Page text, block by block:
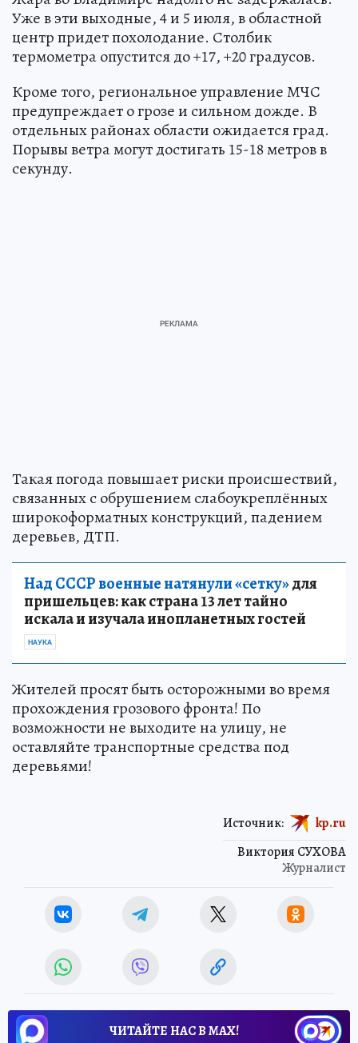
Уже в эти выходные, 4 и 5 июля, в областной
центр придет похолодание. Столбик
термометра опустится до +17, +20 градусов.
Кроме того, региональное управление МЧС
предупреждает о грозе и сильном дожде. В
отдельных районах области ожидается град.
Порывы ветра могут достигать 15-18 метров в
секунду.
Такая погода повышает риски происшествий,
связанных с обрушением слабоукреплённых
широкоформатных конструкций, падением
деревьев, ДТП.
Над СССР военные натянули «сетку»для
пришельцев: как страна 13 лет тайно
искала и изучала инопланетных гостей
НАУКА
Жителей просят быть осторожными во время
прохождения грозового фронта! По
возможности не выходите на улицу, не
оставляйте транспортные средства под
деревьями!
Виктория СУХОВА
Журналист
Источник: kp.ru
ЧИТАЙТЕ НАС В МАХ!